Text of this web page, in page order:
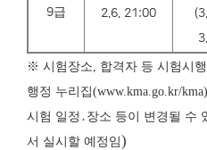
9급
2.6. 21:00
※ 시험장소, 합격자 등 시험시
행정 누리집(www.kma.go.kr/
시험 일정․장소 등이 변경될 수
서 실시할 예정임)